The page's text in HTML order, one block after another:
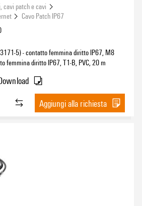
cavi patch e cavi
Cavo Patch IP67
5) - contatto femmina diritto IP67, M8
femmina diritto IP67, T1-B, PVC, 20 m
Aggiungi alla richiesta